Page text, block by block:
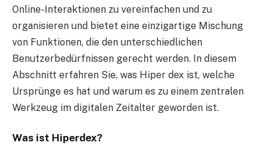
Online-Interaktionen zu vereinfachen und zu
organisieren und bietet eine einzigartige Mischung
von Funktionen, die den unterschiedlichen
Benutzerbedürfnissen gerecht werden. In diesem
Abschnitt erfahren Sie, was Hiper dex ist, welche
Ursprünge es hat und warum es zu einem zentralen
Werkzeug im digitalen Zeitalter geworden ist.
Was ist Hiperdex?